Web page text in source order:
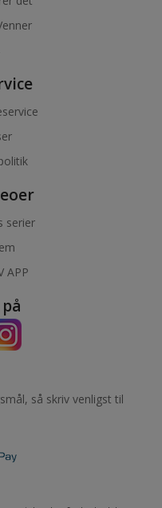
serier
APP
så skriv venligst til